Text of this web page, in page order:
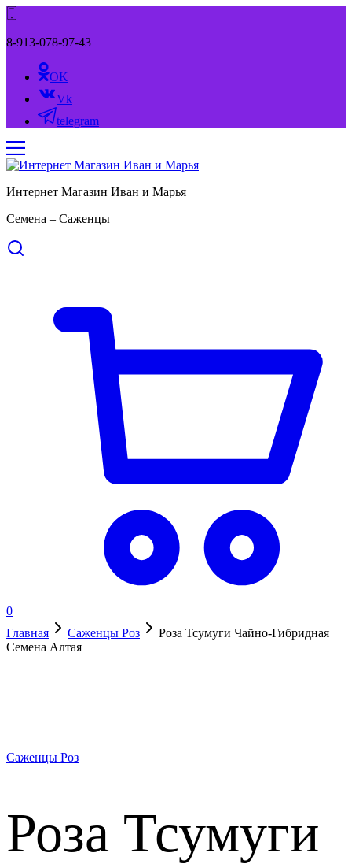
8-913-078-97-43
OK
Vk
telegram
Интернет Магазин Иван и Марья
Семена – Саженцы
0
Главная
Саженцы Роз
Роза Тсумуги Чайно-Гибридная
Семена Алтая
Саженцы Роз
Роза Тсумуги